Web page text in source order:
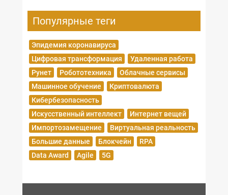
Популярные теги
Эпидемия коронавируса
Цифровая трансформация
Удаленная работа
Рунет
Робототехника
Облачные сервисы
Машинное обучение
Криптовалюта
Кибербезопасность
Искусственный интеллект
Интернет вещей
Импортозамещение
Виртуальная реальность
Большие данные
Блокчейн
RPA
Data Award
Agile 5G